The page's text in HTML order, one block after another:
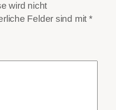
wird nicht
Felder sind mit *